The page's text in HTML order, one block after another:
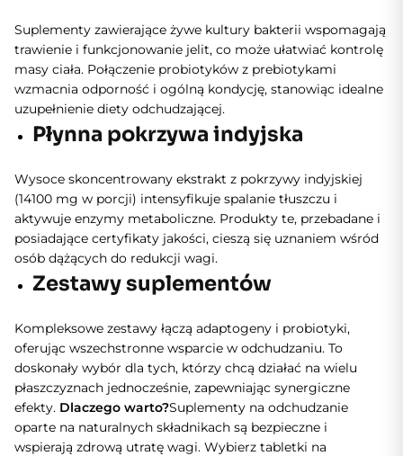
Suplementy zawierające żywe kultury bakterii wspomagają
trawienie i funkcjonowanie jelit, co może ułatwiać kontrolę
masy ciała. Połączenie probiotyków z prebiotykami
wzmacnia odporność i ogólną kondycję, stanowiąc idealne
uzupełnienie diety odchudzającej.
Płynna pokrzywa indyjska
Wysoce skoncentrowany ekstrakt z pokrzywy indyjskiej
(14100 mg w porcji) intensyfikuje spalanie tłuszczu i
aktywuje enzymy metaboliczne. Produkty te, przebadane i
posiadające certyfikaty jakości, cieszą się uznaniem wśród
osób dążących do redukcji wagi.
Zestawy suplementów
Kompleksowe zestawy łączą adaptogeny i probiotyki,
oferując wszechstronne wsparcie w odchudzaniu. To
doskonały wybór dla tych, którzy chcą działać na wielu
płaszczyznach jednocześnie, zapewniając synergiczne
efekty. Dlaczego warto?Suplementy na odchudzanie
oparte na naturalnych składnikach są bezpieczne i
wspierają zdrową utratę wagi. Wybierz tabletki na